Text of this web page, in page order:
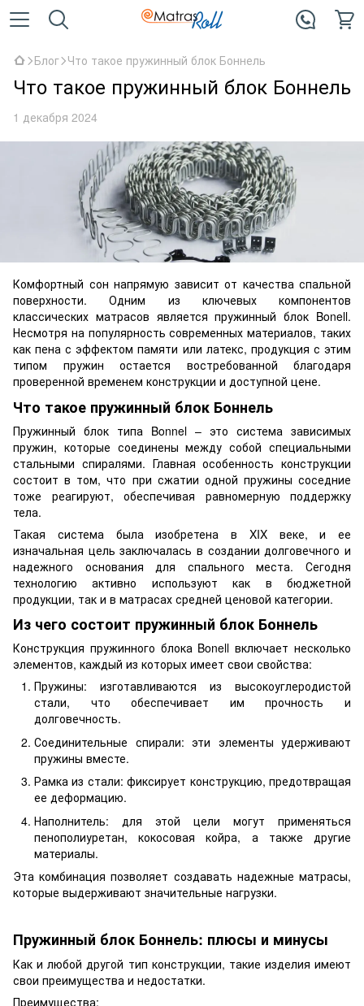
Блог Что такое пружинный блок Боннель
Что такое пружинный блок Боннель
1 декабря 2024
Комфортный сон напрямую зависит от качества спальной
поверхности. Одним из ключевых компонентов
классических матрасов является пружинный блок Bonell.
Несмотря на популярность современных материалов, таких
как пена с эффектом памяти или латекс, продукция с этим
типом пружин остается востребованной благодаря
проверенной временем конструкции и доступной цене.
Что такое пружинный блок Боннель
Пружинный блок типа Bonnel – это система зависимых
пружин, которые соединены между собой специальными
стальными спиралями. Главная особенность конструкции
состоит в том, что при сжатии одной пружины соседние
тоже реагируют, обеспечивая равномерную поддержку
тела.
Такая система была изобретена в XIX веке, и ее
изначальная цель заключалась в создании долговечного и
надежного основания для спального места. Сегодня
технологию активно используют как в бюджетной
продукции, так и в матрасах средней ценовой категории.
Из чего состоит пружинный блок Боннель
Конструкция пружинного блока Bonell включает несколько
элементов, каждый из которых имеет свои свойства:
Пружины: изготавливаются из высокоуглеродистой
стали, что обеспечивает им прочность и
долговечность.
Соединительные спирали: эти элементы удерживают
пружины вместе.
Рамка из стали: фиксирует конструкцию, предотвращая
ее деформацию.
Наполнитель: для этой цели могут применяться
пенополиуретан, кокосовая койра, а также другие
материалы.
Эта комбинация позволяет создавать надежные матрасы,
которые выдерживают значительные нагрузки.
Пружинный блок Боннель: плюсы и минусы
Как и любой другой тип конструкции, такие изделия имеют
свои преимущества и недостатки.
Преимущества: